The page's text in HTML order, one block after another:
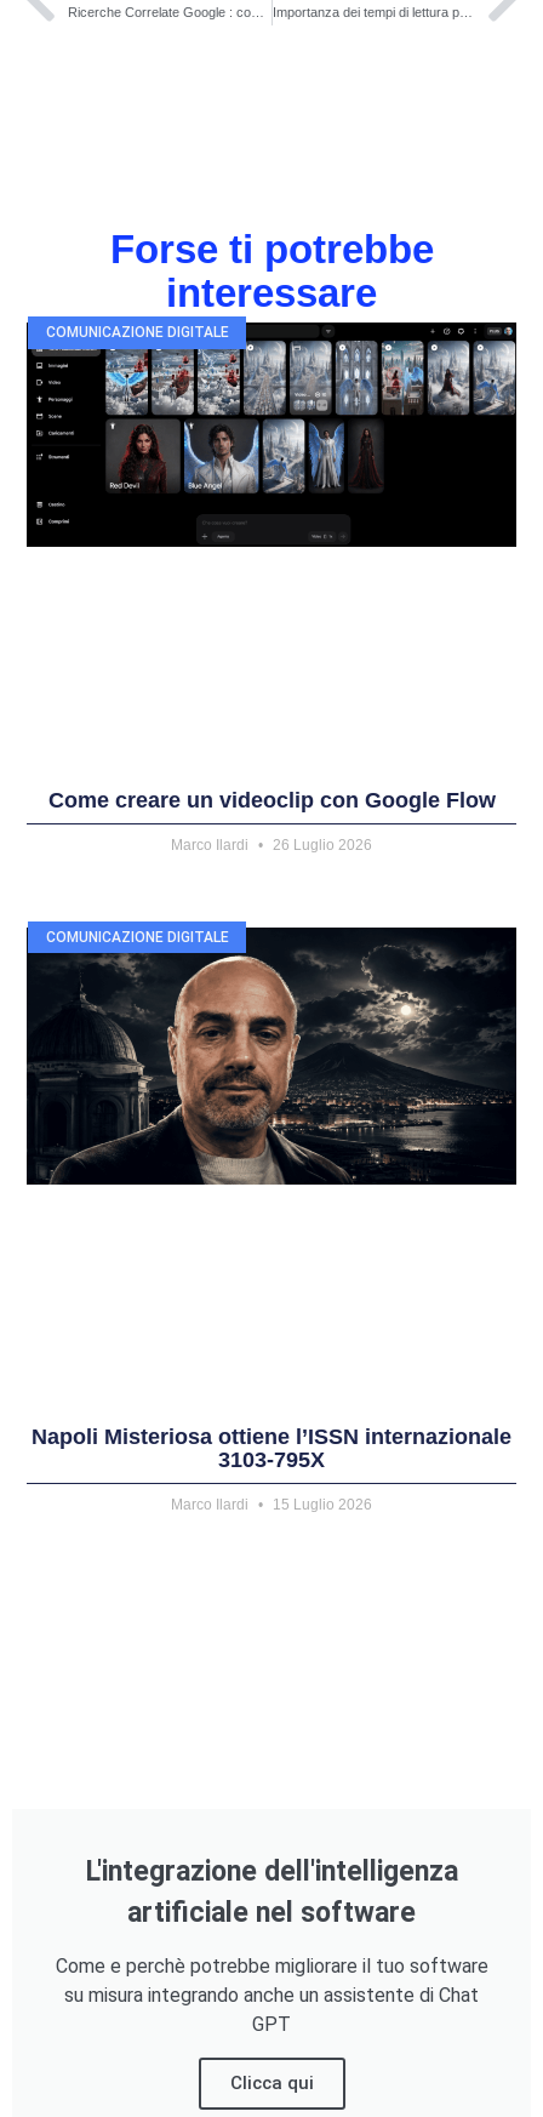
Ricerche Correlate Google : cosa sono e Come utilizzarle Importanza dei tempi di lettura per la SEO
Forse ti potrebbe
interessare
COMUNICAZIONE DIGITALE
Come creare un videoclip con Google Flow
Marco Ilardi 26 Luglio 2026
COMUNICAZIONE DIGITALE
Napoli Misteriosa ottiene l’ISSN internazionale
3103-795X
Marco Ilardi 15 Luglio 2026
L'integrazione dell'intelligenza
artificiale nel software
Come e perchè potrebbe migliorare il tuo software
su misura integrando anche un assistente di Chat
GPT
Clicca qui